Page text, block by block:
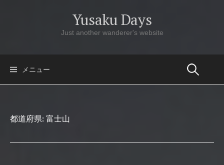
Yusaku Days
Just another wanderer's website
メニュー
都道府県:富士山